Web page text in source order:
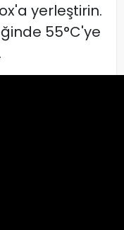
yerleştirin.
55°C'ye